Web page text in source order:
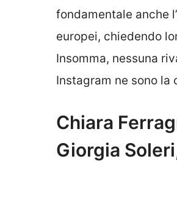
fondamentale anche
europei, chiedendo
Insomma, nessuna
Instagram ne sono la
Chiara
Giorgia